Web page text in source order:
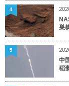
巣
4
中
稲
5